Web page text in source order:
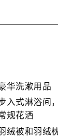
华洗漱用品
入式淋浴间
规花洒
绒被和羽绒